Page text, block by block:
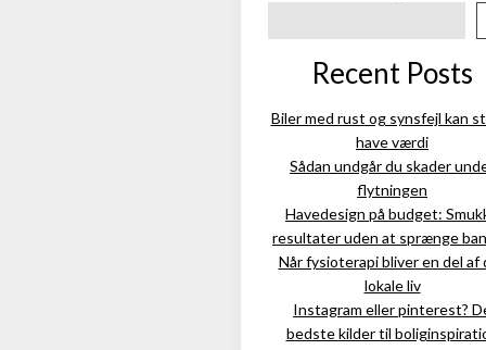
Recent Posts
Biler med rust og synsfejl kan
have værdi
Sådan undgår du skader
flytningen
Havedesign på budget:
resultater uden at sprænge
Når fysioterapi bliver en del af
lokale liv
Instagram eller pinterest?
bedste kilder til